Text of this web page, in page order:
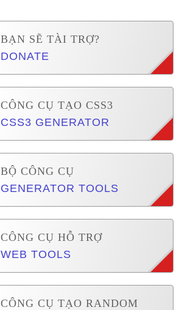
BẠN SẼ TÀI TRỢ?
DONATE
CÔNG CỤ TẠO CSS3
CSS3 GENERATOR
BỘ CÔNG CỤ
GENERATOR TOOLS
CÔNG CỤ HỖ TRỢ
WEB TOOLS
CÔNG CỤ TẠO RANDOM